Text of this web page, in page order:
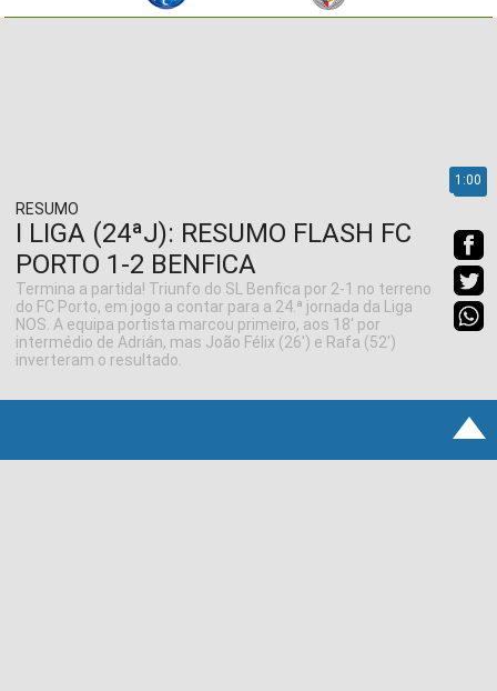
1:00
RESUMO
I LIGA (24ªJ): RESUMO FLASH FC
PORTO 1-2 BENFICA
Termina a partida! Triunfo do SL Benfica por 2-1 no terreno
do FC Porto, em jogo a contar para a 24.ª jornada da Liga
NOS. A equipa portista marcou primeiro, aos 18' por
intermédio de Adrián, mas João Félix (26') e Rafa (52')
inverteram o resultado.